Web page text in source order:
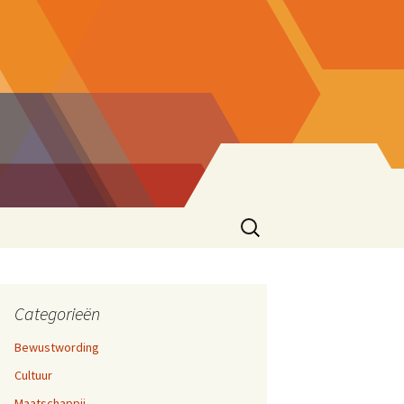
17,
Zoeken
naar:
Categorieën
Bewustwording
Cultuur